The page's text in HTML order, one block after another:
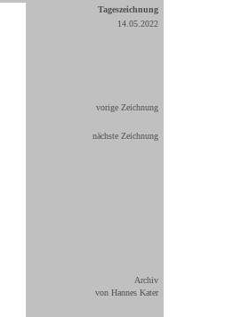
Tageszeichnung
14.05.2022
vorige Zeichnung
nächste Zeichnung
Archiv
von Hannes Kater